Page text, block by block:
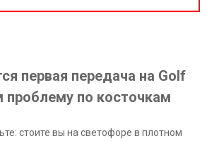
первая передача на Golf
проблему по косточкам
стоите вы на светофоре в плотном